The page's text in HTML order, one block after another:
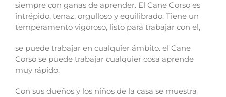
siempre con ganas de aprender. El Cane Corso es
intrépido, tenaz, orgulloso y equilibrado. Tiene un
temperamento vigoroso, listo para trabajar con el,
se puede trabajar en cualquier ámbito. el Cane
Corso se puede trabajar cualquier cosa aprende
muy rápido.
Con sus dueños y los niños de la casa se muestra